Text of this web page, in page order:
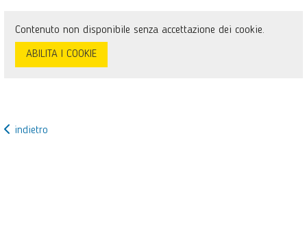
Contenuto non disponibile senza accettazione dei cookie.
ABILITA I COOKIE
indietro